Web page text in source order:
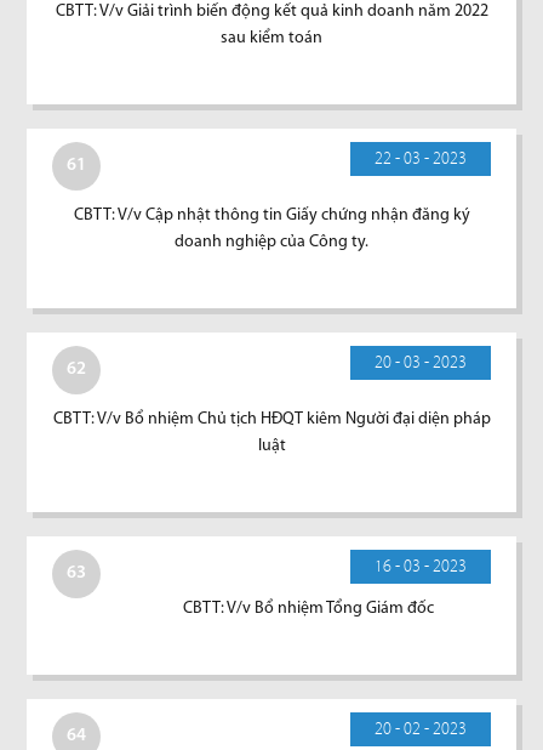
CBTT: V/v Giải trình biến động kết quả kinh doanh năm 2022
sau kiểm toán
61 22 - 03 - 2023
CBTT: V/v Cập nhật thông tin Giấy chứng nhận đăng ký
doanh nghiệp của Công ty.
62 20 - 03 - 2023
CBTT: V/v Bổ nhiệm Chủ tịch HĐQT kiêm Người đại diện pháp
luật
63 16 - 03 - 2023
CBTT: V/v Bổ nhiệm Tổng Giám đốc
64 20 - 02 - 2023